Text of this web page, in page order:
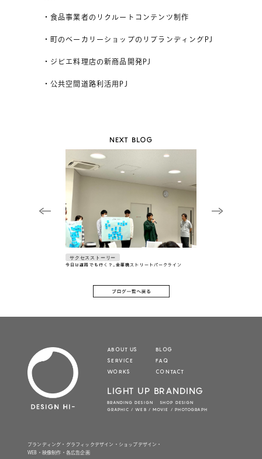
・食品事業者のリクルートコンテンツ制作
・町のベーカリーショップのリブランディングPJ
・ジビエ料理店の新商品開発PJ
・公共空間道路利活用PJ
NEXT BLOG
サクセスストーリー
今日は道路でも行く？_金華橋ストリートパークライン
ABOUT US
SERVICE
WORKS
BLOG
FAQ
CONTACT
LIGHT UP BRANDING
BRANDING DESIGN SHOP DESIGN
GRAPHIC / WEB / MOVIE / PHOTOGRAPH
ブランディング・グラフィックデザイン・ショップデザイン・
WEB・映像制作・各広告企画